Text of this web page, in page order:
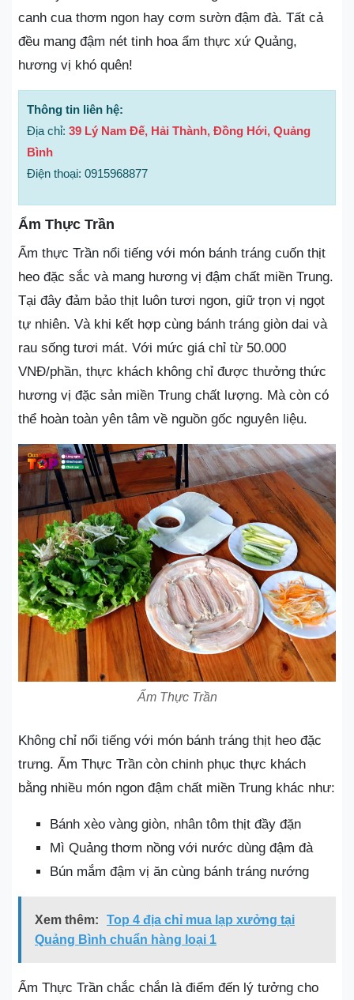
canh cua thơm ngon hay cơm sườn đậm đà. Tất cả
đều mang đậm nét tinh hoa ẩm thực xứ Quảng,
hương vị khó quên!
Thông tin liên hệ:
Địa chỉ: 39 Lý Nam Đế, Hải Thành, Đồng Hới, Quảng
Bình
Điện thoại: 0915968877
Ẩm Thực Trần
Ẩm thực Trần nổi tiếng với món bánh tráng cuốn thịt
heo đặc sắc và mang hương vị đậm chất miền Trung.
Tại đây đảm bảo thịt luôn tươi ngon, giữ trọn vị ngọt
tự nhiên. Và khi kết hợp cùng bánh tráng giòn dai và
rau sống tươi mát. Với mức giá chỉ từ 50.000
VNĐ/phần, thực khách không chỉ được thưởng thức
hương vị đặc sản miền Trung chất lượng. Mà còn có
thể hoàn toàn yên tâm về nguồn gốc nguyên liệu.
Ẩm Thực Trần
Không chỉ nổi tiếng với món bánh tráng thịt heo đặc
trưng. Ẩm Thực Trần còn chinh phục thực khách
bằng nhiều món ngon đậm chất miền Trung khác như:
Bánh xèo vàng giòn, nhân tôm thịt đầy đặn
Mì Quảng thơm nồng với nước dùng đậm đà
Bún mắm đậm vị ăn cùng bánh tráng nướng
Xem thêm:
Top 4 địa chỉ mua lạp xưởng tại
Quảng Bình chuẩn hàng loại 1
Ẩm Thực Trần chắc chắn là điểm đến lý tưởng cho